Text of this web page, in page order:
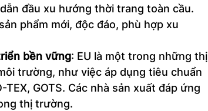
đầu xu hướng thời trang toàn cầu.
phẩm mới, độc đáo, phù hợp xu
bền vững: EU là một trong những thị
trường, như việc áp dụng tiêu chuẩn
GOTS. Các nhà sản xuất đáp ứng
thị trường.